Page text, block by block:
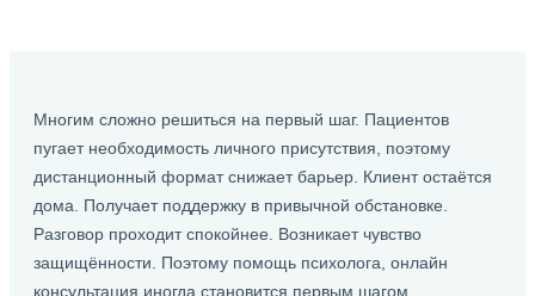
Многим сложно решиться на первый шаг. Пациентов
пугает необходимость личного присутствия, поэтому
дистанционный формат снижает барьер. Клиент остаётся
дома. Получает поддержку в привычной обстановке.
Разговор проходит спокойнее. Возникает чувство
защищённости. Поэтому помощь психолога, онлайн
консультация иногда становится первым шагом.